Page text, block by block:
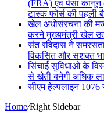
(FRA) एवं पेसा कानून
टास्क फोर्स की पहली
खेल अधोसंरचना की
करने मुख्यमंत्री खेल
संत रविदास ने
विकसित और सशक्त
सिंचाई सुविधाओं के
से खेती बनेगी अधिक
सीएम हेल्पलाइन
Home/Right Sidebar